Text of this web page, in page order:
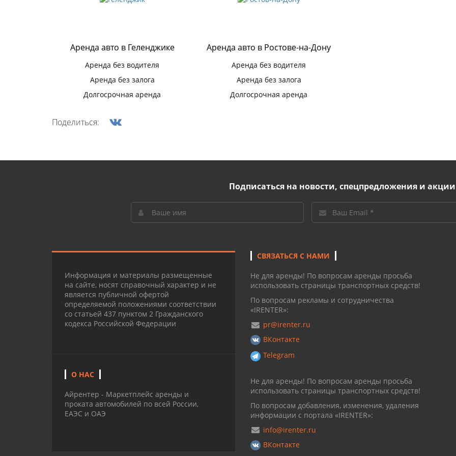
Аренда авто в Геленджике
Аренда без водителя
Аренда без залога
Долгосрочная аренда
Аренда авто в Ростове-на-Дону
Аренда без водителя
Аренда без залога
Долгосрочная аренда
Поделиться:
Подписаться на новости, спецпредложения и акции
Информация и материалы размещенные
на сайте, носят справочный характер и не
является публичной офертой
определяемой положениями соответствии
со статьей 437 пунктом 2 Гражданского
кодекса Российской Федерации
О НАС
Айрентер - Маркетплейс аренды и
проката автомобилей по всей России,
ЕАЭС и ОАЭ
СВЯЗАТЬСЯ С НАМИ
Не для аренды! По вопросам аренды просьба
использовать страницы транспортных средств!
По вопросам рекламы и сотрудничества
«IRENTER»:
pr@irenter.ru
ВКонтакте
Telegram
Не для аренды! По вопросам аренды просьба
использовать страницы транспортных средств!
По вопросам добавления, изменения, удаления
информации с портала «IRENTER»:
info@irenter.ru
ВКонтакте